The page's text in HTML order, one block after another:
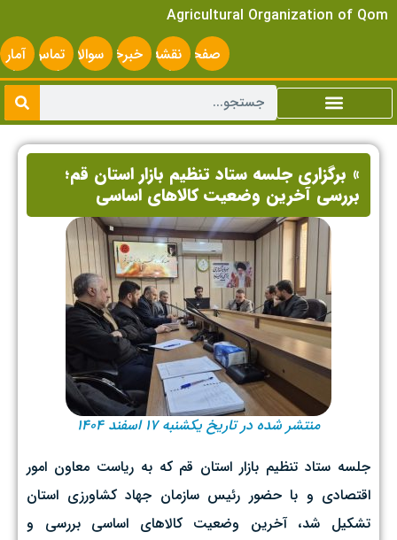
Agricultural Organization of Qom
صفحه
اصلی
نقشه
سایت
خبرخوانسوالات
متداول
تماس
با ما
آمار
» برگزاری جلسه ستاد تنظیم بازار استان قم؛
بررسی آخرین وضعیت کالاهای اساسی
منتشر شده در تاریخ یکشنبه ۱۷ اسفند ۱۴۰۴
جلسه ستاد تنظیم بازار استان قم که به ریاست معاون امور
اقتصادی و با حضور رئیس سازمان جهاد کشاورزی استان
تشکیل شد، آخرین وضعیت کالاهای اساسی بررسی و